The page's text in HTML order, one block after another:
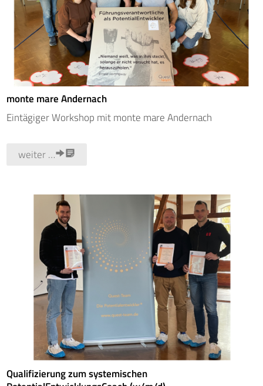
monte mare Andernach
Eintägiger Workshop mit monte mare Andernach
weiter …
Qualifizierung zum systemischen